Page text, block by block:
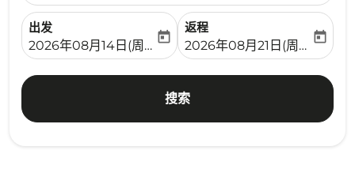
出发
fc-booking-departure-date-aria-label
2026年08月14日(周五)
today
返程
fc-booking-return-date-
2026年08月21日(周五)
today
搜索